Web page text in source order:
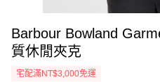
Barbour Bowland
質休閒夾克
宅配滿NT$3,000免運